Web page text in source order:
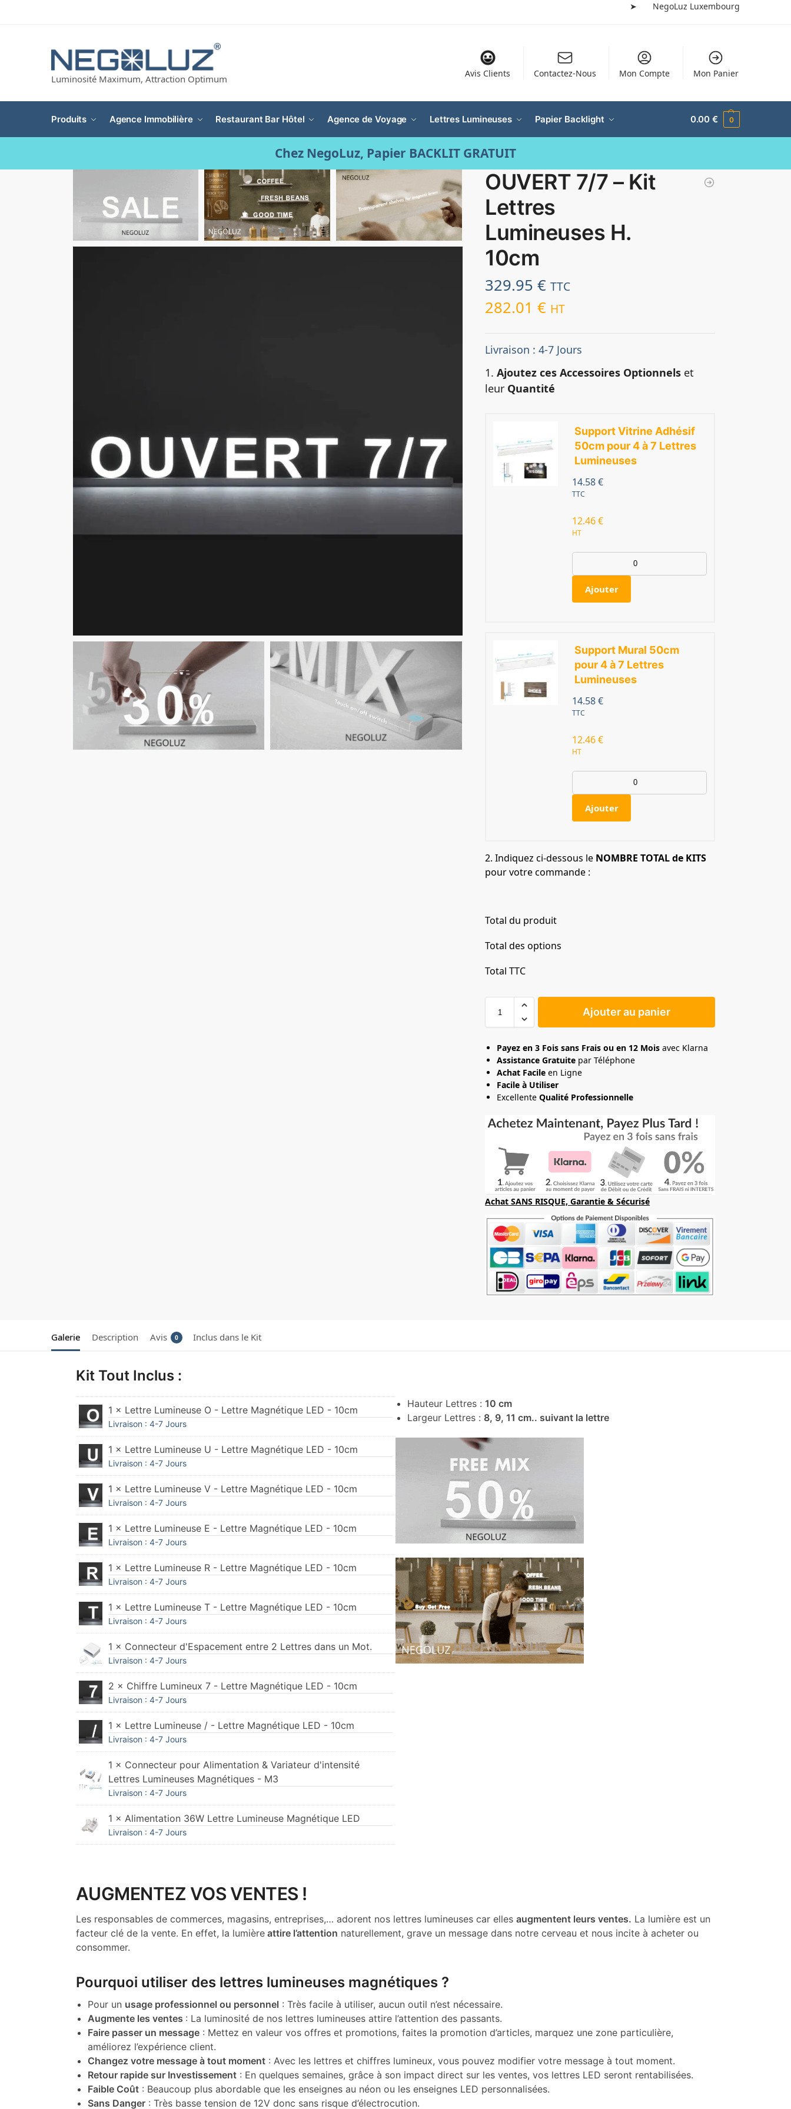
➤ NegoLuz Luxembourg
Luminosité Maximum, Attraction Optimum
Avis Clients Contactez-Nous Mon Compte Mon Panier
Produits Agence Immobilière Restaurant Bar Hôtel Agence de Voyage Lettres Lumineuses Papier Backlight 0.00€ 0
Chez NegoLuz, Papier BACKLIT GRATUIT
OUVERT 7/7 – Kit
Lettres
Lumineuses H.
10cm
329.95€ TTC
282.01€ HT
Livraison : 4-7 Jours
1.Ajoutez ces Accessoires Optionnels et
leur Quantité
Support Vitrine Adhésif
50cm pour 4 à 7 Lettres
Lumineuses
14.58€
TTC
12.46€
HT
Ajouter
Support Mural 50cm
pour 4 à 7 Lettres
Lumineuses
14.58€
TTC
12.46€
HT
Ajouter
2. Indiquez ci-dessous le NOMBRE TOTAL de KITS
pour votre commande :
Total du produit
Total des options
Total TTC
Ajouter au panier
Payez en 3 Fois sans Frais ou en 12 Mois avec Klarna
Assistance Gratuite par Téléphone
Achat Facile en Ligne
Facile à Utiliser
ExcellenteQualité Professionnelle
Achat SANS RISQUE, Garantie & Sécurisé
Galerie Description Avis 0 Inclus dans le Kit
Kit Tout Inclus :
1 × Lettre Lumineuse O - Lettre Magnétique LED - 10cm
Livraison : 4-7 Jours
1 × Lettre Lumineuse U - Lettre Magnétique LED - 10cm
Livraison : 4-7 Jours
1 × Lettre Lumineuse V - Lettre Magnétique LED - 10cm
Livraison : 4-7 Jours
1 × Lettre Lumineuse E - Lettre Magnétique LED - 10cm
Livraison : 4-7 Jours
1 × Lettre Lumineuse R - Lettre Magnétique LED - 10cm
Livraison : 4-7 Jours
1 × Lettre Lumineuse T - Lettre Magnétique LED - 10cm
Livraison : 4-7 Jours
1 × Connecteur d'Espacement entre 2 Lettres dans un Mot.
Livraison : 4-7 Jours
2 × Chiffre Lumineux 7 - Lettre Magnétique LED - 10cm
Livraison : 4-7 Jours
1 × Lettre Lumineuse / - Lettre Magnétique LED - 10cm
Livraison : 4-7 Jours
1 × Connecteur pour Alimentation & Variateur d'intensité
Lettres Lumineuses Magnétiques - M3
Livraison : 4-7 Jours
1 × Alimentation 36W Lettre Lumineuse Magnétique LED
Livraison : 4-7 Jours
Hauteur Lettres : 10 cm
Largeur Lettres : 8, 9, 11 cm.. suivant la lettre
AUGMENTEZ VOS VENTES !
Les responsables de commerces, magasins, entreprises,… adorent nos lettres lumineuses car elles augmentent leurs ventes. La lumière est un
facteur clé de la vente. En effet, la lumièreattire l’attention naturellement, grave un message dans notre cerveau et nous incite à acheter ou
consommer.
Pourquoi utiliser des lettres lumineuses magnétiques ?
Pour un usage professionnel ou personnel : Très facile à utiliser, aucun outil n’est nécessaire.
Augmente les ventes : La luminosité de nos lettres lumineuses attire l’attention des passants.
Faire passer un message: Mettez en valeur vos offres et promotions, faites la promotion d’articles, marquez une zone particulière,
améliorez l’expérience client.
Changez votre message à tout moment: Avec les lettres et chiffres lumineux, vous pouvez modifier votre message à tout moment.
Retour rapide sur Investissement: En quelques semaines, grâce à son impact direct sur les ventes, vos lettres LED seront rentabilisées.
Faible Coût: Beaucoup plus abordable que les enseignes au néon ou les enseignes LED personnalisées.
Sans Danger: Très basse tension de 12V donc sans risque d’électrocution.